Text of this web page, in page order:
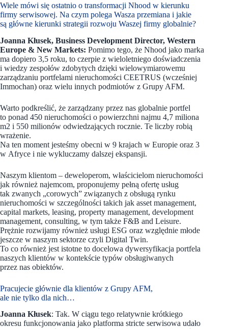
Wiele mówi się ostatnio o transformacji Nhood w kierunku
firmy serwisowej. Na czym polega Wasza przemiana i jakie
są główne kierunki strategii rozwoju Waszej firmy globalnie?
Joanna Kłusek, Business Development Director, Western
Europe & New Markets: Pomimo tego, że Nhood jako marka
ma dopiero 3,5 roku, to czerpie z wieloletniego doświadczenia
i wiedzy zespołów zdobytych dzięki wielowymiarowemu
zarządzaniu portfelami nieruchomości CEETRUS (wcześniej
Immochan) oraz wielu innych podmiotów z Grupy AFM.
Warto podkreślić, że zarządzany przez nas globalnie portfel
to ponad 450 nieruchomości o powierzchni najmu 4,7 miliona
m2 i 550 milionów odwiedzających rocznie. Te liczby robią
wrażenie.
Na ten moment jesteśmy obecni w 9 krajach w Europie oraz 3
w Afryce i nie wykluczamy dalszej ekspansji.
Naszym klientom – deweloperom, właścicielom nieruchomości
jak również najemcom, proponujemy pełną ofertę usług
tak zwanych „corowych” związanych z obsługą rynku
nieruchomości w szczególności takich jak asset management,
capital markets, leasing, property management, development
management, consulting, w tym także F&B and Leisure.
Prężnie rozwijamy również usługi ESG oraz względnie młode
jeszcze w naszym sektorze czyli Digital Twin.
To co również jest istotne to docelowa dywersyfikacja portfela
naszych klientów w kontekście typów obsługiwanych
przez nas obiektów.
Pracujecie głównie dla klientów z Grupy AFM,
ale nie tylko dla nich…
Joanna Kłusek: Tak. W ciągu tego relatywnie krótkiego
okresu funkcjonowania jako platforma stricte serwisowa udało